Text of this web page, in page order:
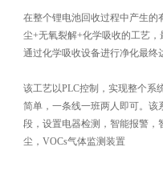
在整个锂电池回收过程中产生
尘+无氧裂解+化学吸收的工艺，
通过化学吸收设备进行净化最终
该工艺以PLC控制，实现整个系
简单，一条线一班两人即可。
段，设置电器检测，智能报警
尘，VOCs气体监测装置